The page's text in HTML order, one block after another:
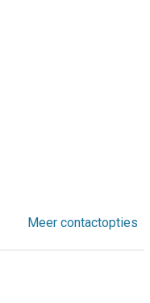
Meer contactopties